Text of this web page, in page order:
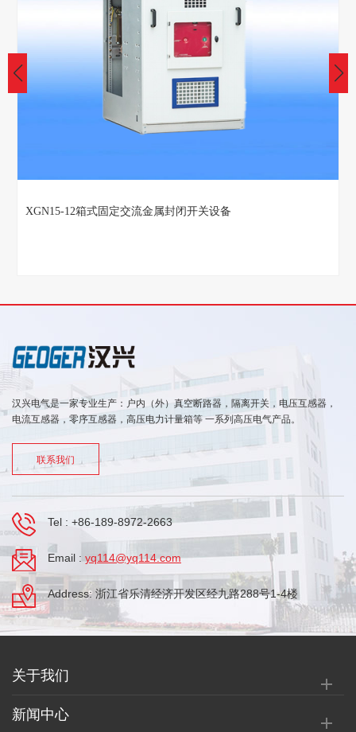
XGN15-12箱式固定交流金属封闭开关设备
汉兴电气是一家专业生产：户内（外）真空断路器，隔离开关，电压互感器，
电流互感器，零序互感器，高压电力计量箱等 一系列高压电气产品。
联系我们
Tel : +86-189-8972-2663
Email : yq114@yq114.com
Address: 浙江省乐清经济开发区经九路288号1-4楼
关于我们
新闻中心